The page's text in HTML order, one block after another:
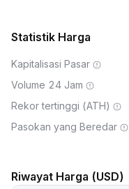
Statistik Harga
Kapitalisasi Pasar
Volume 24 Jam
Rekor tertinggi (ATH)
Pasokan yang Beredar
Riwayat Harga (USD)